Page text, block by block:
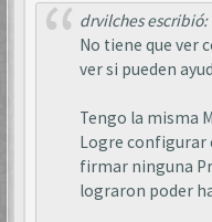
drvilches escribió:
No tiene que ver
ver si pueden
Tengo la misma
Logre configurar
firmar ninguna
lograron poder